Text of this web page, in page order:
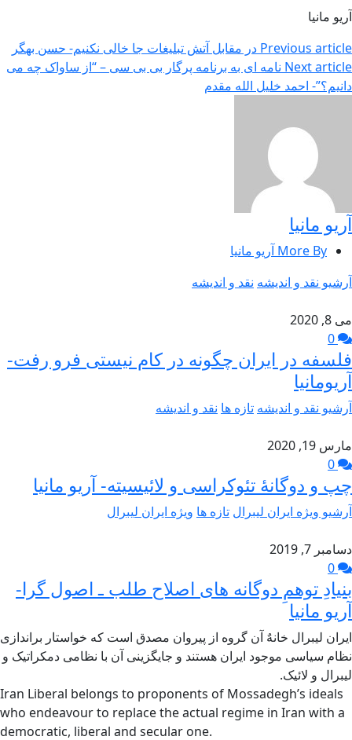
آریو مانیا
Previous article در مقابل آتش تبلیغات جا خالی نکنیم- حسن بهگر
Next article نامه ای به برنامه پرگار بی بی سی – “از ساواک چه می
دانیم؟”- احمد خلیل الله مقدم
آریو مانیا
More By آریو مانیا
آرشیو نقد و اندیشه نقد و اندیشه
می 8, 2020
فلسفه در ایران چگونه در کام نیستی فرو رفت-
آریومانیا
آرشیو نقد و اندیشه تازه ها نقد و اندیشه
مارس 19, 2020
چپ و دوگانهٔ تئوکراسی و لائیسیته- آریو مانیا
آرشیو ویژه ایران لیبرال تازه ها ویژه ایران لیبرال
دسامبر 7, 2019
بنیادِ توهمِ دوگانه های اصلاح طلب ـ اصول گرا-
آریو مانیا
ایران لیبرال خانهٌ آن گروه از پیروان مصدق است که خواستار براندازی
نظام سیاسی موجود ایران هستند و جایگزینی آن با نظامی دمکراتیک و
لیبرال و لائیک.
Iran Liberal belongs to proponents of Mossadegh’s ideals
who endeavour to replace the actual regime in Iran with a
democratic, liberal and secular one.